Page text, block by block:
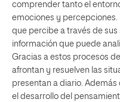
comprender tanto el
emociones y percepciones.
que percibe a través de
información que puede
Gracias a estos procesos
afrontan y resuelven las
presentan a diario.
el desarrollo del